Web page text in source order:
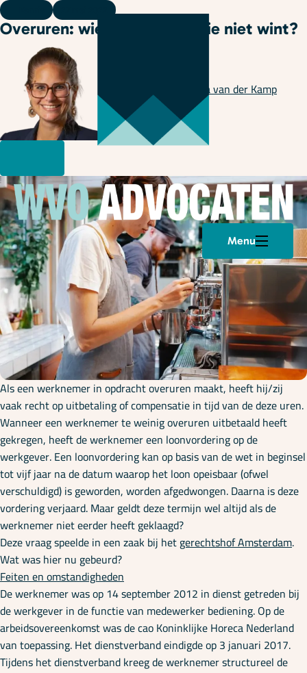
Menu
Onze specialisaties
Kennisbank
Cursussen
Podcasts
Over ons
Plan een afspraak
Overuren: wie niet klaagt, wie niet wint?
Janna van der Kamp
Als een werknemer in opdracht overuren maakt, heeft hij/zij
vaak recht op uitbetaling of compensatie in tijd van de deze uren.
Wanneer een werknemer te weinig overuren uitbetaald heeft
gekregen, heeft de werknemer een loonvordering op de
werkgever. Een loonvordering kan op basis van de wet in beginsel
tot vijf jaar na de datum waarop het loon opeisbaar (ofwel
verschuldigd) is geworden, worden afgedwongen. Daarna is deze
vordering verjaard. Maar geldt deze termijn wel altijd als de
werknemer niet eerder heeft geklaagd?
Deze vraag speelde in een zaak bij hetgerechtshof Amsterdam.
Wat was hier nu gebeurd?
Feiten en omstandigheden
De werknemer was op 14 september 2012 in dienst getreden bij
de werkgever in de functie van medewerker bediening. Op de
arbeidsovereenkomst was de cao Koninklijke Horeca Nederland
van toepassing. Het dienstverband eindigde op 3 januari 2017.
Tijdens het dienstverband kreeg de werknemer structureel de